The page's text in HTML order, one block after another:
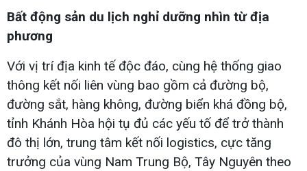
Bất động sản du lịch nghỉ dưỡng nhìn từ địa
phương
Với vị trí địa kinh tế độc đáo, cùng hệ thống giao
thông kết nối liên vùng bao gồm cả đường bộ,
đường sắt, hàng không, đường biển khá đồng bộ,
tỉnh Khánh Hòa hội tụ đủ các yếu tố để trở thành
đô thị lớn, trung tâm kết nối logistics, cực tăng
trưởng của vùng Nam Trung Bộ, Tây Nguyên theo